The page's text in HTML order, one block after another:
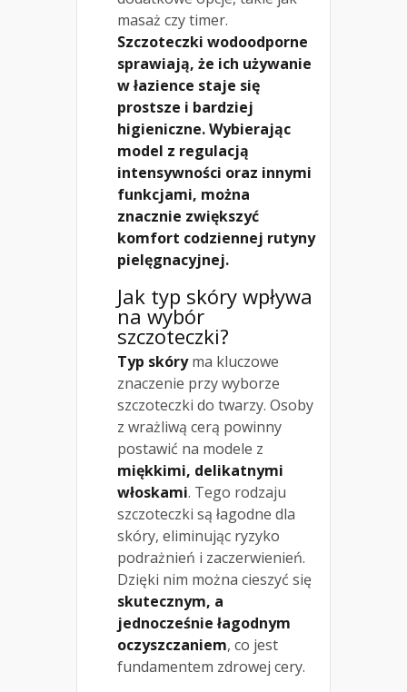
masaż czy timer.
Szczoteczki wodoodporne
sprawiają, że ich używanie
w łazience staje się
prostsze i bardziej
higieniczne.Wybierając
model z regulacją
intensywności oraz innymi
funkcjami, można
znacznie zwiększyć
komfort codziennej rutyny
pielęgnacyjnej.
Jak typ skóry wpływa
na wybór
szczoteczki?
Typ skóryma kluczowe
znaczenie przy wyborze
szczoteczki do twarzy. Osoby
z wrażliwą cerą powinny
postawić na modele z
miękkimi, delikatnymi
włoskami. Tego rodzaju
szczoteczki są łagodne dla
skóry, eliminując ryzyko
podrażnień i zaczerwienień.
Dzięki nim można cieszyć się
skutecznym, a
jednocześnie łagodnym
oczyszczaniem, co jest
fundamentem zdrowej cery.